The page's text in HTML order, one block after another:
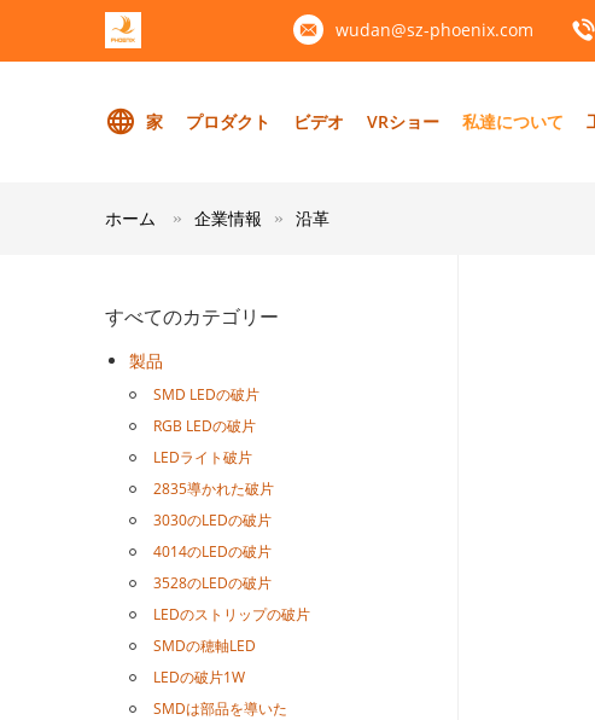
wudan@sz-phoenix.com
家 プロダクト ビデオ VRショー 私達について
ホーム 企業情報 沿革
すべてのカテゴリー
製品
SMD LEDの破片
RGB LEDの破片
LEDライト破片
2835導かれた破片
3030のLEDの破片
4014のLEDの破片
3528のLEDの破片
LEDのストリップの破片
SMDの穂軸LED
LEDの破片1W
SMDは部品を導いた